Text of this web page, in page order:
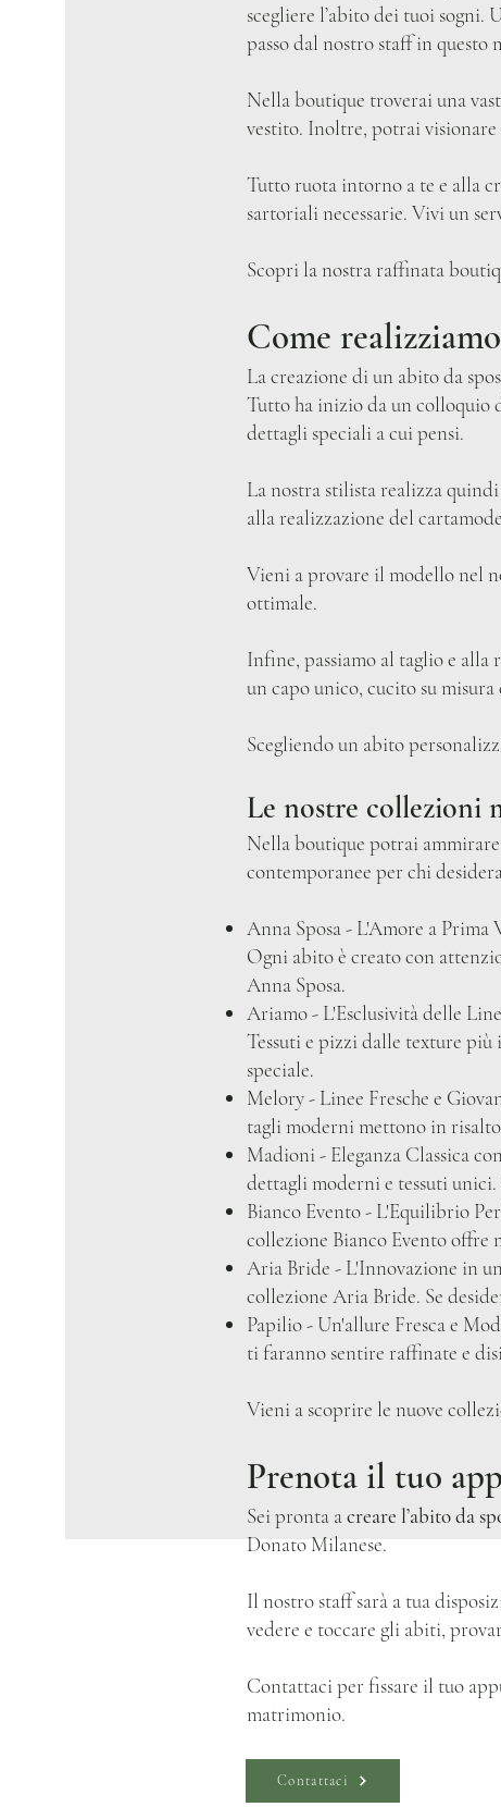
scegliere l’abito dei tuoi sogni.
passo dal nostro staff in
Nella boutique troverai una
vestito. Inoltre, potrai
Tutto ruota intorno a te e alla
sartoriali necessarie. Vivi un
Scopri la nostra raffinata
Come
La creazione di un abito da
Tutto ha inizio da un colloquio
dettagli speciali a cui pensi.
La nostra stilista realizza
alla realizzazione del
Vieni a provare il modello nel
ottimale.
Infine, passiamo al taglio e
un capo unico, cucito su misura
Scegliendo un abito
Le nostre collezioni
Nella boutique potrai
contemporanee per chi
Anna Sposa - L'Amore a
Ogni abito è creato con
Anna Sposa.
Ariamo - L'Esclusività delle
Tessuti e pizzi dalle texture
speciale.
Melory - Linee Fresche e
tagli moderni mettono in
Madioni - Eleganza Classica
dettagli moderni e tessuti
Bianco Evento - L'Equilibrio
collezione Bianco Evento offre
Aria Bride - L'Innovazione in
collezione Aria Bride. Se
Papilio - Un'allure Fresca e
ti faranno sentire raffinate e
Vieni a scoprire le nuove
Prenota il tuo
Sei pronta acreare l’abito da
Donato Milanese.
Il nostro staff sarà a tua
vedere e toccare gli abiti,
Contattaci per fissare il tuo
matrimonio.
Contattaci